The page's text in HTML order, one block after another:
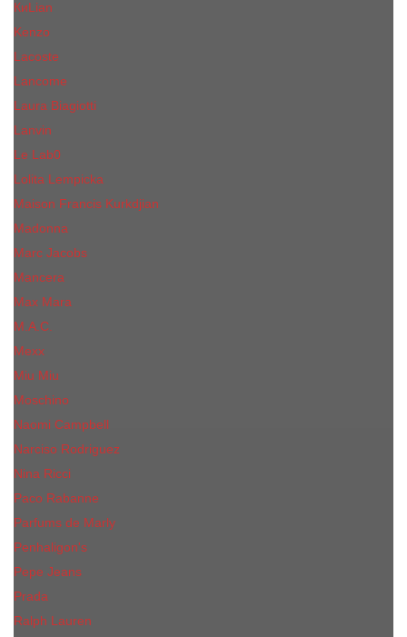
КиLian
Kenzo
Lacoste
Lancome
Laura Biagiotti
Lanvin
Lе Lab0
Lolita Lempicka
Maison Francis Kurkdjian
Madonna
Marc Jacobs
Mancera
Max Mara
M.А.C.
Mexx
Miu Miu
Mоsсhino
Naomi Campbell
Narciso Rodriguez
Nina Ricci
Paco Rabanne
Parfums de Marly
Penhaligon's
Pepe Jeans
Prada
Ralph Lauren